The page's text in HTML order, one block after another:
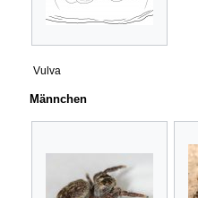
Vulva
Männchen